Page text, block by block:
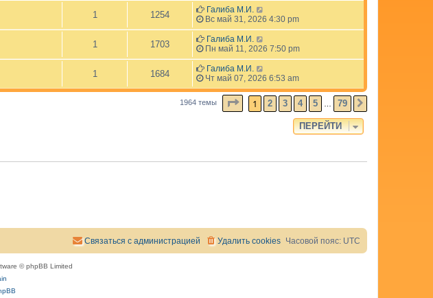
1 1254
Галиба М.И.
Вс май 31, 2026 4:30 pm
1 1703
Галиба М.И.
Пн май 11, 2026 7:50 pm
1 1684
Галиба М.И.
Чт май 07, 2026 6:53 am
1964 темы СТРАНИЦА ИЗ 79
1 2 3 4 5 79
ПЕРЕЙТИ
Часовой пояс: UTC
Удалить cookies
Связаться с администрацией
© phpBB Limited